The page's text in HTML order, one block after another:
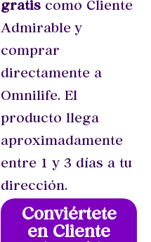
gratis como Cliente
Admirable y
comprar
directamente a
Omnilife. El
producto llega
aproximadamente
entre 1 y 3 días a tu
dirección.
Conviértete
en Cliente